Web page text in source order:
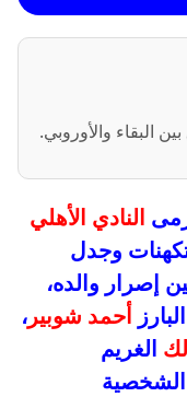
والأوروبي.
النادي الأهلي
وجدل
إصرار والده،
أحمد شوبير،
الغريم
الشخصية